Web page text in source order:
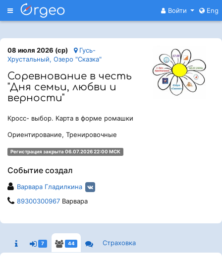
Меню Войти Eng
08 июля 2026 (ср)
Гусь-
Хрустальный, Озеро "Сказка"
Соревнование в честь
"Дня семьи, любви и
верности"
Кросс- выбор. Карта в форме ромашки
Ориентирование, Тренировочные
Регистрация закрыта 06.07.2026 22:00 МСК
Событие создал
Варвара Гладилкина
89300300967 Варвара
7 44 Страховка